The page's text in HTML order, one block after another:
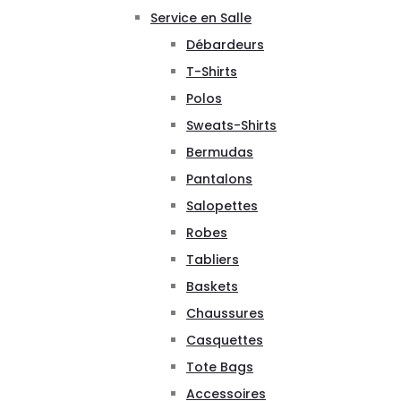
Service en Salle
Débardeurs
T-Shirts
Polos
Sweats-Shirts
Bermudas
Pantalons
Salopettes
Robes
Tabliers
Baskets
Chaussures
Casquettes
Tote Bags
Accessoires